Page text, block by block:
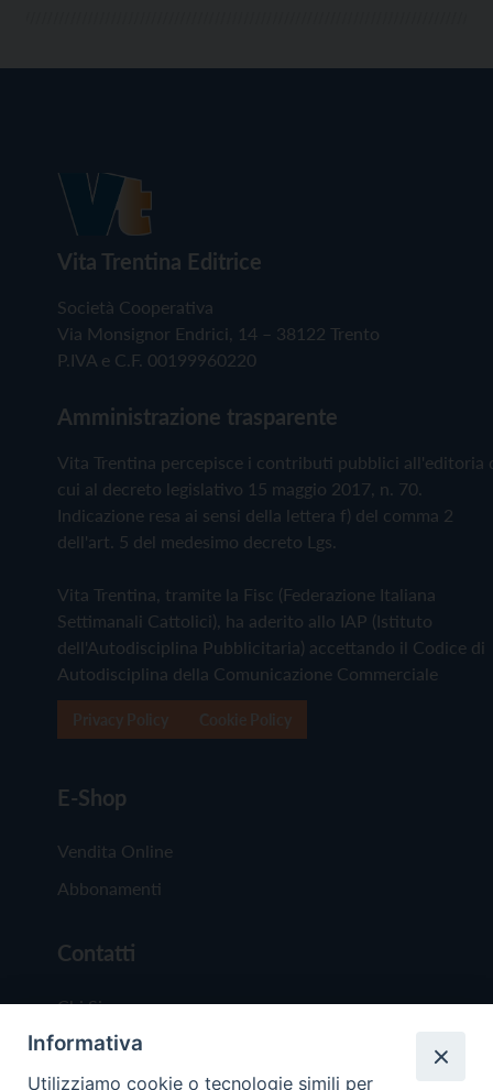
Vita Trentina Editrice
Società Cooperativa
Via Monsignor Endrici, 14 – 38122 Trento
P.IVA e C.F. 00199960220
Amministrazione trasparente
Vita Trentina percepisce i contributi pubblici all'editoria
cui al decreto legislativo 15 maggio 2017, n. 70.
Indicazione resa ai sensi della lettera f) del comma 2
dell'art. 5 del medesimo decreto Lgs.
Vita Trentina, tramite la Fisc (Federazione Italiana
Settimanali Cattolici), ha aderito allo IAP (Istituto
dell'Autodisciplina Pubblicitaria) accettando il Codice di
Autodisciplina della Comunicazione Commerciale
E-Shop
Vendita Online
Abbonamenti
Contatti
Chi Siamo
Redazione
Scrivici
Informativa
Utilizziamo cookie o tecnologie simili per